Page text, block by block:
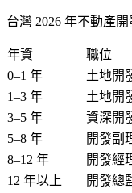
台灣 2026 年不動產
年資 職位
0–1 年
土地開
1–3 年
土地開
3–5 年
資深開
5–8 年
開發副
8–12 年
開發經
12 年以上
開發總